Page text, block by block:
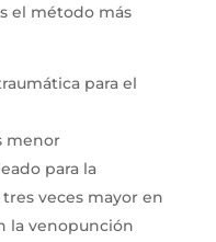
el método más
para el
menor
para la
veces mayor en
la venopunción